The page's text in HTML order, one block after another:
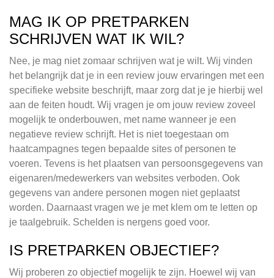
MAG IK OP PRETPARKEN
SCHRIJVEN WAT IK WIL?
Nee, je mag niet zomaar schrijven wat je wilt. Wij vinden
het belangrijk dat je in een review jouw ervaringen met een
specifieke website beschrijft, maar zorg dat je je hierbij wel
aan de feiten houdt. Wij vragen je om jouw review zoveel
mogelijk te onderbouwen, met name wanneer je een
negatieve review schrijft. Het is niet toegestaan om
haatcampagnes tegen bepaalde sites of personen te
voeren. Tevens is het plaatsen van persoonsgegevens van
eigenaren/medewerkers van websites verboden. Ook
gegevens van andere personen mogen niet geplaatst
worden. Daarnaast vragen we je met klem om te letten op
je taalgebruik. Schelden is nergens goed voor.
IS PRETPARKEN OBJECTIEF?
Wij proberen zo objectief mogelijk te zijn. Hoewel wij van